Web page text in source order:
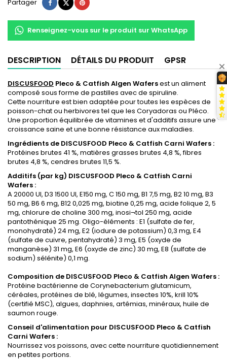
Partager Partager
TweetPinterest
Renseignez-vous sur le produit sur WhatsApp
DESCRIPTION DÉTAILS DU PRODUIT GPSR
DISCUSFOOD Pleco & Catfish Algen Wafersest un aliment
composé sous forme de pastilles avec de spiruline.
Cette nourriture est bien adaptée pour toutes les espèces de
poisson-chat ou herbivores tel que les Coryadoras ou Pléco.
Une proportion équilibrée de vitamines et d'additifs assure une
croissance saine et une bonne résistance aux maladies.
Ingrédients de DISCUSFOOD Pleco & Catfish Carni Wafers :
Protéines brutes 41 %, matières grasses brutes 4,8 %, fibres
brutes 4,8 %, cendres brutes 11,5 %.
Additifs (par kg) DISCUSFOOD Pleco & Catfish Carni
Wafers :
A 20000 UI, D3 1500 UI, E150 mg, C 150 mg, B1 7,5 mg, B2 10 mg, B3
50 mg, B6 6 mg, B12 0,025 mg, biotine 0,25 mg, acide folique 2, 5
mg, chlorure de choline 300 mg, inosi¬tol 250 mg, acide
pantothénique 25 mg. Oligo-éléments : E1 (sulfate de fer,
monohydraté) 24 mg, E2 (iodure de potassium) 0,3 mg, E4
(sulfate de cuivre, pentahydraté) 3 mg, E5 (oxyde de
manganèse) 31 mg, E6 (oxyde de zinc) 30 mg, E8 (sulfate de
sodium) sélénite) 0,1 mg.
Composition de DISCUSFOOD Pleco & Catfish Algen Wafers :
Protéine bactérienne de Corynebacterium glutamicum,
céréales, protéines de blé, légumes, insectes 10%, krill 10%
(certifié MSC), algues, daphnies, artémias, minéraux, huile de
saumon rouge.
Conseil d'alimentation pour DISCUSFOOD Pleco & Catfish
Carni Wafers :
Nourrissez vos poissons, avec cette nourriture quotidiennement
en petites portions.